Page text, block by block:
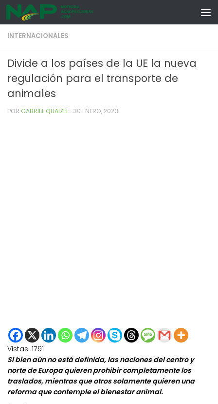
Skip to content
INTERNACIONALES
Divide a los países de la UE la nueva
regulación para el transporte de
animales
POR GABRIEL QUAIZEL · 30 ENERO, 2023
Vistas: 1791
Si bien aún no está definida, las naciones del centro y
norte de Europa quieren prohibir completamente los
traslados, mientras que otros solamente quieren una
reforma que contemple el bienestar animal.